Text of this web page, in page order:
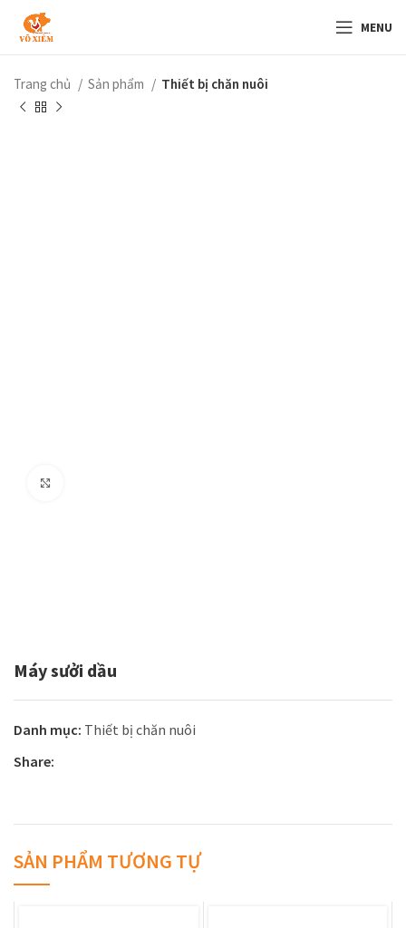
MENU
Trang chủ Sản phẩm Thiết bị chăn nuôi
Máy sưởi dầu
Danh mục: Thiết bị chăn nuôi
Share:
SẢN PHẨM TƯƠNG TỰ